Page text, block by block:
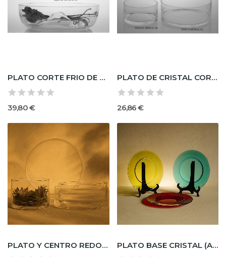
PLATO CORTE FRIO DE CRISTAL
39,80 €
PLATO DE CRISTAL CORTE FRÍO
26,86 €
PLATO Y CENTRO REDONDO C/ FRÍO PLATO BASE CRISTAL (AMARILLO, AZUL, NARANJA,...